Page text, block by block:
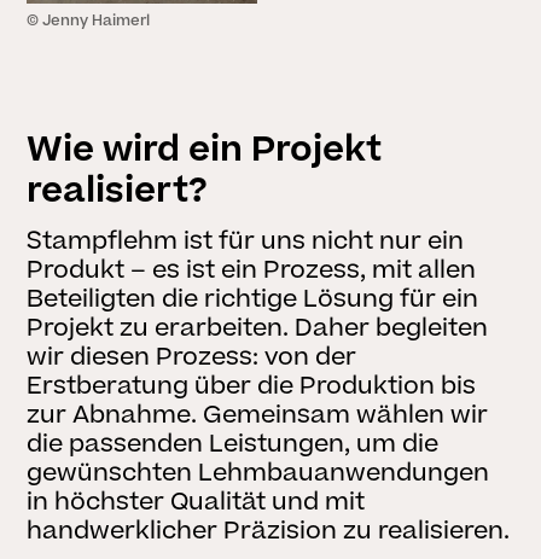
© Jenny Haimerl
Wie wird ein Projekt
realisiert?
Stampflehm ist für uns nicht nur ein
Produkt – es ist ein Prozess, mit allen
Beteiligten die richtige Lösung für ein
Projekt zu erarbeiten. Daher begleiten
wir diesen Prozess: von der
Erstberatung über die Produktion bis
zur Abnahme. Gemeinsam wählen wir
die passenden Leistungen, um die
gewünschten Lehmbauanwendungen
in höchster Qualität und mit
handwerklicher Präzision zu realisieren.